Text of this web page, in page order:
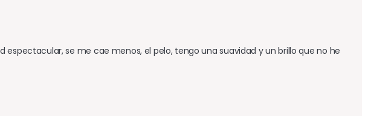
se me cae menos, el pelo, tengo una suavidad y un brillo que no he